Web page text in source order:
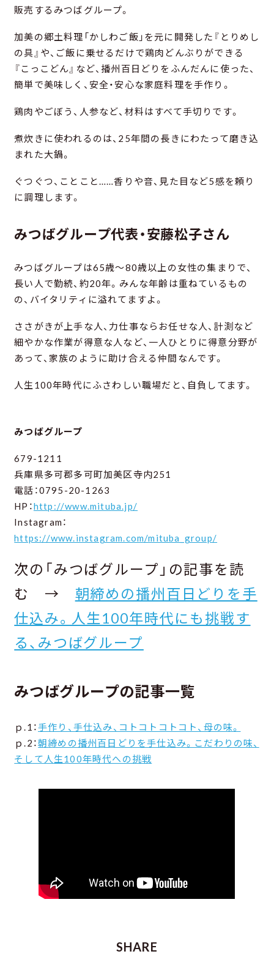
販売するみつばグループ。
加美の郷土料理「かしわご飯」を元に開発した『とりめし
の具』や、ご飯に乗せるだけで鶏肉どんぶりができる
『こっこどん』など、播州百日どりをふんだんに使った、
簡単で美味しく、安全・安心な家庭料理を手作り。
鶏肉やごぼう、人参など、材料はすべて手切りです。
煮炊きに使われるのは、25年間の長きにわたって磨き込
まれた大鍋。
ぐつぐつ、ことこと……香りや音、見た目など5感を頼り
に調理します。
みつばグループ代表・安藤松子さん
みつばグループは65歳～80歳以上の女性の集まりで、
長い人で勤続、約20年。みんな年齢は重ねているもの
の、バイタリティに溢れてますよ。
ささがきが上手な人、力仕事ならお任せな人、計測など
細やかな作業が得意な人など、一人ひとりに得意分野が
あって、家族のように助け合える仲間なんです。
人生100年時代にふさわしい職場だと、自負してます。
みつばグループ
679-1211
兵庫県多可郡多可町加美区寺内251
電話：0795-20-1263
HP：http://www.mituba.jp/
Instagram：
https://www.instagram.com/mituba_group/
次の「みつばグループ」の記事を読
む → 朝締めの播州百日どりを手
仕込み。人生100年時代にも挑戦す
る、みつばグループ
みつばグループの記事一覧
ｐ.1：手作り、手仕込み、コトコトコトコト、母の味。
ｐ.2：朝締めの播州百日どりを手仕込み。こだわりの味、
そして人生100年時代への挑戦
SHARE